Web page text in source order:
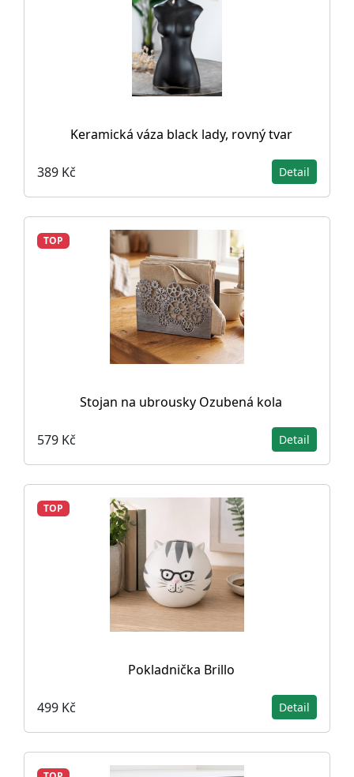
Keramická váza black lady, rovný tvar
389 Kč Detail
TOP
Stojan na ubrousky Ozubená kola
579 Kč Detail
TOP
Pokladnička Brillo
499 Kč Detail